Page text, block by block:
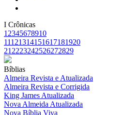
I Crônicas
1 2345678910
11121314151617181920
21 2223242526272829
Bíblias
Almeira Revista e Atualizada
Almeira Revista e Corrigida
King James Atualizada
Nova Almeida Atualizada
Nova Bíblia Viva